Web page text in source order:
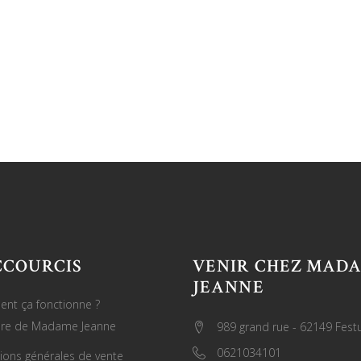
ça fonctionne ?
de Madame Jeanne
générales de vente
VENIR CHEZ
JEANNE
989 grand rue - 62149
0621034101